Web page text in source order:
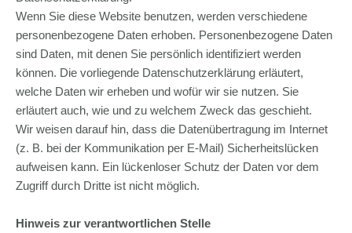
Wenn Sie diese Website benutzen, werden verschiedene
personenbezogene Daten erhoben. Personenbezogene Daten
sind Daten, mit denen Sie persönlich identifiziert werden
können. Die vorliegende Datenschutzerklärung erläutert,
welche Daten wir erheben und wofür wir sie nutzen. Sie
erläutert auch, wie und zu welchem Zweck das geschieht.
Wir weisen darauf hin, dass die Datenübertragung im Internet
(z. B. bei der Kommunikation per E-Mail) Sicherheitslücken
aufweisen kann. Ein lückenloser Schutz der Daten vor dem
Zugriff durch Dritte ist nicht möglich.
Hinweis zur verantwortlichen Stelle